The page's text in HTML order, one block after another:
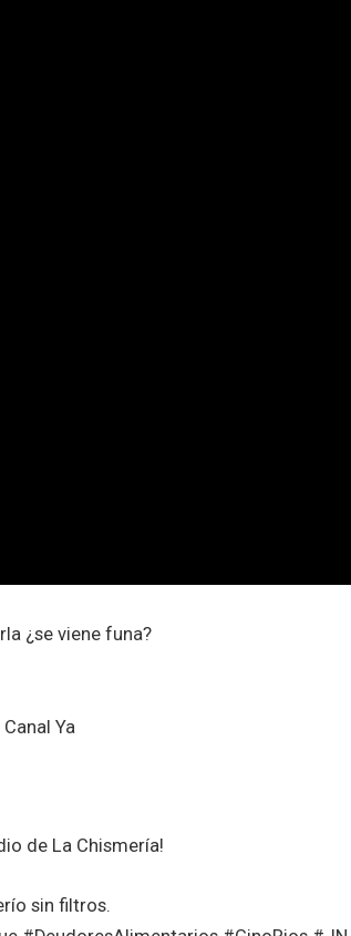
¿se viene funa?
Ya
de La Chismería!
sin filtros.